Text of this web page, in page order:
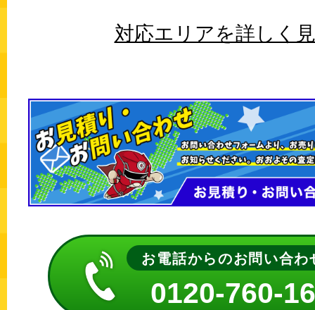
対応エリアを詳しく
お電話からのお問い合わ
0120-760-